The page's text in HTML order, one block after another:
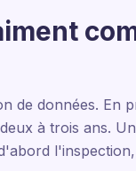
de données. En
à trois ans.